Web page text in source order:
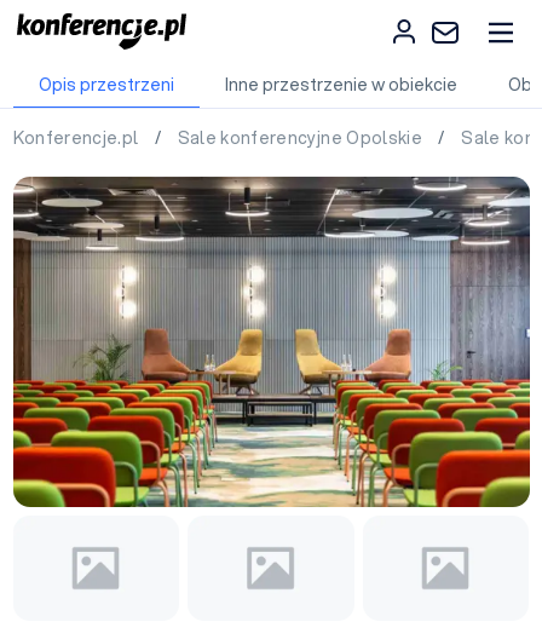
Opis przestrzeni Inne przestrzenie w obiekcie
Konferencje.pl / Sale konferencyjne Opolskie / Sale